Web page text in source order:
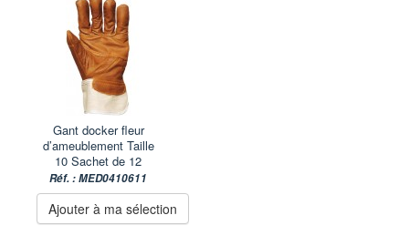
Gant docker fleur
d’ameublement Taille
10 Sachet de 12
Réf. : MED0410611
Ajouter à ma sélection